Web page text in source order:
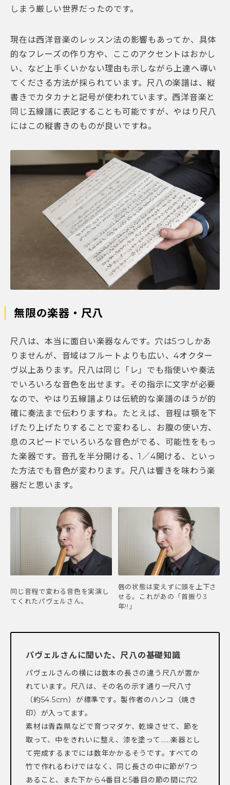
しまう厳しい世界だったのです。
現在は西洋音楽のレッスン法の影響もあってか、具体
的なフレーズの作り方や、ここのアクセントはおかし
い、など上手くいかない理由も示しながら上達へ導い
てくださる方法が採られています。尺八の楽譜は、縦
書きでカタカナと記号が使われています。西洋音楽と
同じ五線譜に表記することも可能ですが、やはり尺八
にはこの縦書きのものが良いですね。
無限の楽器・尺八
尺八は、本当に面白い楽器なんです。穴は5つしかあ
りませんが、音域はフルートよりも広い、4オクター
ヴ以上あります。尺八は同じ「レ」でも指使いや奏法
でいろいろな音色を出せます。その指示に文字が必要
なので、やはり五線譜よりは伝統的な楽譜のほうが的
確に奏法まで伝わりますね。たとえば、音程は顎を下
げたり上げたりすることで変わるし、お腹の使い方、
息のスピードでいろいろな音色がでる、可能性をもっ
た楽器です。音孔を半分開ける、1／4開ける、といっ
た方法でも音色が変わります。尺八は響きを味わう楽
器だと思います。
同じ音程で変わる音色を実演し
てくれたパヴェルさん。
唇の状態は変えずに頭を上下さ
せる。これがあの「首振り3
年!!」
パヴェルさんに聞いた、尺八の基礎知識
パヴェルさんの横には数本の長さの違う尺八が置か
れています。尺八は、その名の示す通り一尺八寸
（約54.5cm）が標準です。製作者のハンコ（焼き
印）が入ってます。
素材は青森県などで育つマダケ、乾燥させて、節を
取って、中をきれいに整え、漆を塗って……楽器とし
て完成するまでには数年かかるそうです。すべての
竹で作れるわけではなく、同じ長さの中に節が7つ
あること、また下から4番目と5番目の節の間に穴2